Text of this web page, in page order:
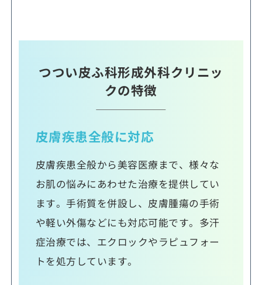
つつい皮ふ科形成外科クリニッ
クの特徴
皮膚疾患全般に対応
皮膚疾患全般から美容医療まで、様々な
お肌の悩みにあわせた治療を提供してい
ます。手術質を併設し、皮膚腫瘍の手術
や軽い外傷などにも対応可能です。多汗
症治療では、エクロックやラピュフォー
トを処方しています。